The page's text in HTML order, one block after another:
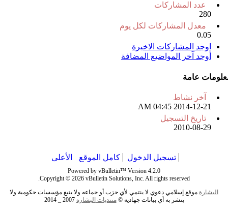
عدد المشاركات
280
معدل المشاركات لكل يوم
0.05
اوجد المشاركات الاخيرة
أوجد آخر المواضيع المضافة
عامة
آخر نشاط
2014-12-21
04:45 AM
تاريخ التسجيل
2010-08-29
تسجيل الدخول كامل الموقع الأعلى
Powered by vBulletin™ Version 4.2.0
Copyright © 2026 vBulletin Solutions, Inc. All rights reserved.
البشارة موقع إسلامي دعوي لا ينتمي لأي حزب أو جماعه ولا يتبع مؤسسات حكومية ولا
ينشر به أي بيانات جهادية © منتديات البشارة 2007 _ 2014